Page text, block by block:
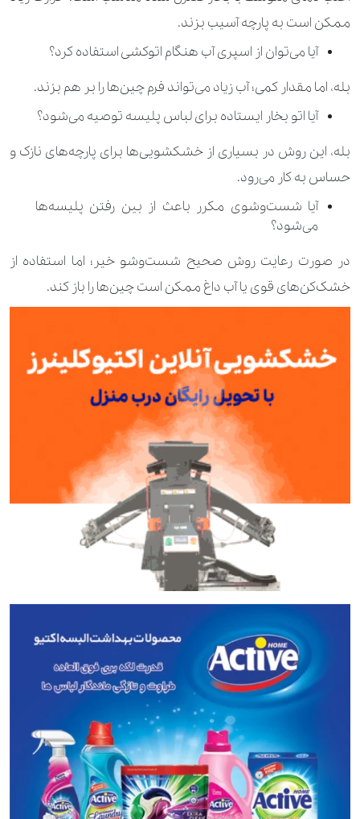
ممکن است به پارچه آسیب بزند.
آیا می‌توان از اسپری آب هنگام اتوکشی استفاده کرد؟
بله، اما مقدار کمی؛ آب زیاد می‌تواند فرم چین‌ها را بر هم بزند.
آیا اتو بخار ایستاده برای لباس پلیسه توصیه می‌شود؟
بله، این روش در بسیاری از خشکشویی‌ها برای پارچه‌های نازک و
حساس به کار می‌رود.
آیا شست‌وشوی مکرر باعث از بین رفتن پلیسه‌ها
می‌شود؟
در صورت رعایت روش صحیح شست‌وشو خیر؛ اما استفاده از
خشک‌کن‌های قوی یا آب داغ ممکن است چین‌ها را باز کند.